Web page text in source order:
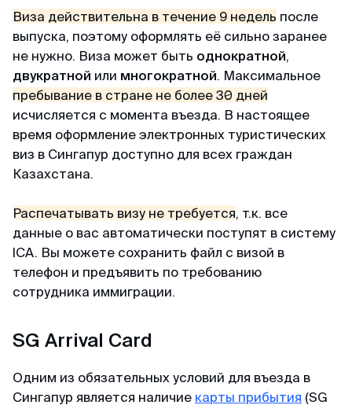
Камил
Отзыв с ВКонтакте · 2025
Без заморочек
Оформили keta быстрее чем ожидал и никакой
головной боли.
Александра
Доступные цены
Спасибо визовому центру за оперативную
все данные и фото, сами заполнили анкеты и
разрешение КЕТА. Очень быстро!
Виза действительна в течение 9 недель после
выпуска, поэтому оформлять её сильно заранее
не нужно. Виза может быть однократной,
двукратной или многократной. Максимальное
пребывание в стране не более 30 дней
исчисляется с момента въезда. В настоящее
время оформление электронных туристических
виз в Сингапур доступно для всех граждан
Казахстана.
Распечатывать визу не требуется, т.к. все
данные о вас автоматически поступят в систему
ICA. Вы можете сохранить файл с визой в
телефон и предъявить по требованию
сотрудника иммиграции.
SG Arrival Card
Одним из обязательных условий для въезда в
Сингапур является наличие карты прибытия (SG